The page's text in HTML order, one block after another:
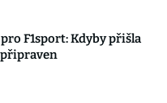
F1sport: Kdyby přišla
připraven